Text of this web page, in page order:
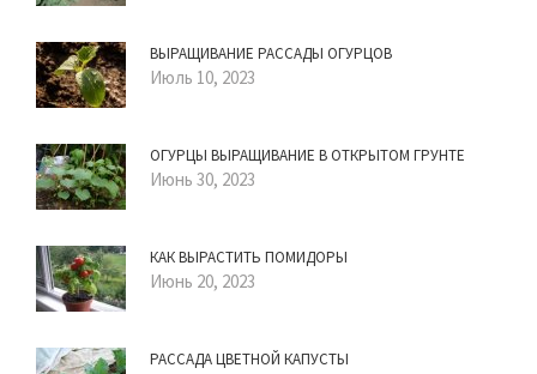
ВЫРАЩИВАНИЕ РАССАДЫ ОГУРЦОВ
Июль 10, 2023
ОГУРЦЫ ВЫРАЩИВАНИЕ В ОТКРЫТОМ ГРУНТЕ
Июнь 30, 2023
КАК ВЫРАСТИТЬ ПОМИДОРЫ
Июнь 20, 2023
РАССАДА ЦВЕТНОЙ КАПУСТЫ